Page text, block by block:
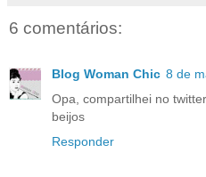
6 comentários:
Blog Woman Chic 8 de
Opa, compartilhei no
beijos
Responder